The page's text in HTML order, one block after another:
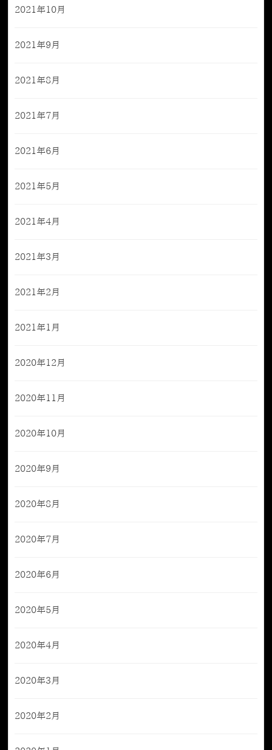
2021年10月
2021年9月
2021年8月
2021年7月
2021年6月
2021年5月
2021年4月
2021年3月
2021年2月
2021年1月
2020年12月
2020年11月
2020年10月
2020年9月
2020年8月
2020年7月
2020年6月
2020年5月
2020年4月
2020年3月
2020年2月